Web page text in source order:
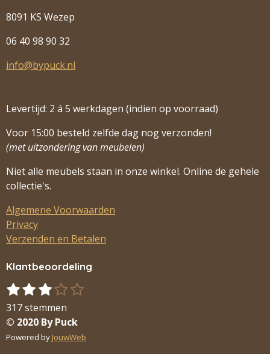
8091 KS Wezep
06 40 98 90 32
info@bypuck.nl
Levertijd: 2 á 5 werkdagen (indien op voorraad)
Voor 15:00 besteld zelfde dag nog verzonden!
(met uitzondering van meubelen)
Niet alle meubels staan in onze winkel. Online de gehele
collectie's.
Algemene Voorwaarden
Privacy
Verzenden en Betalen
Klantbeoordeling
R
a
t
i
1
s
t
e
r
2
s
t
e
r
3
s
t
e
r
4
s
t
e
r
5
t
e
r
S
m
317 stemmen
© 2020 By Puck
Powered by JouwWeb